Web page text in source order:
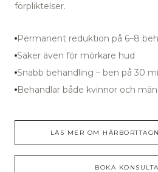
förpliktelser.
Permanent reduktion på 6–8
Säker även för mörkare hud
Snabb behandling – ben på 30
Behandlar både kvinnor och män
LÄS MER OM
BOKA